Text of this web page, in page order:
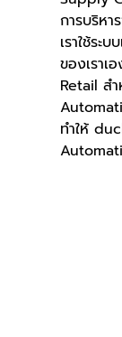
การบริห
เราใช้ระ
ของเราเ
Retail ส
ทำให้